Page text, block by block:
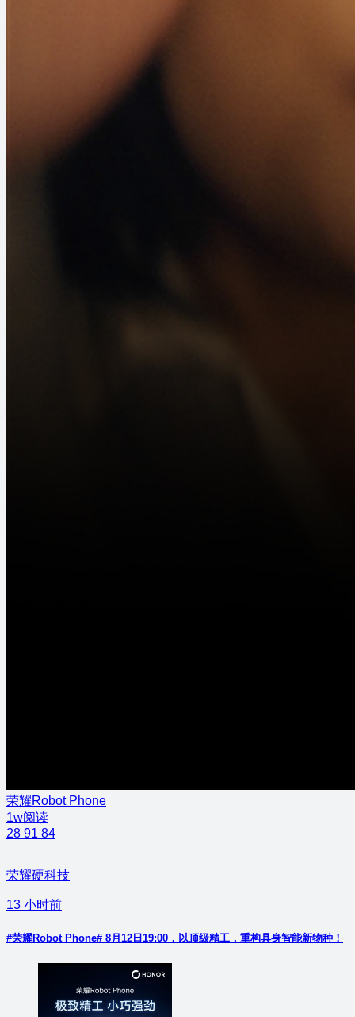
荣耀Robot Phone
1w阅读
28 91 84
荣耀硬科技
13 小时前
#荣耀Robot Phone# 8月12日19:00，以顶级精工，重构具身智能新物种！